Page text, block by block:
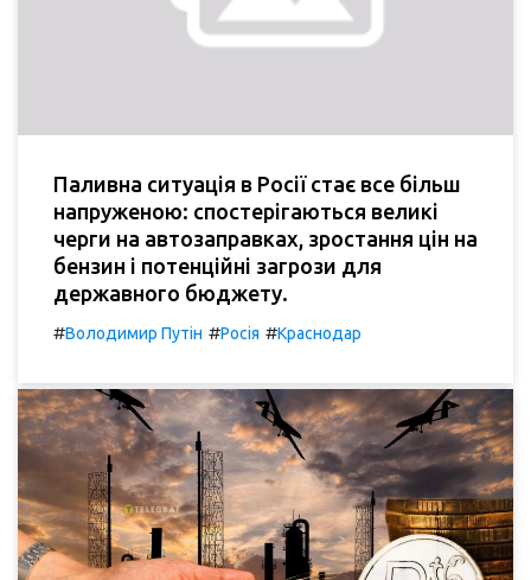
Паливна ситуація в Росії стає все більш
напруженою: спостерігаються великі
черги на автозаправках, зростання цін на
бензин і потенційні загрози для
державного бюджету.
#Володимир Путін #Росія #Краснодар